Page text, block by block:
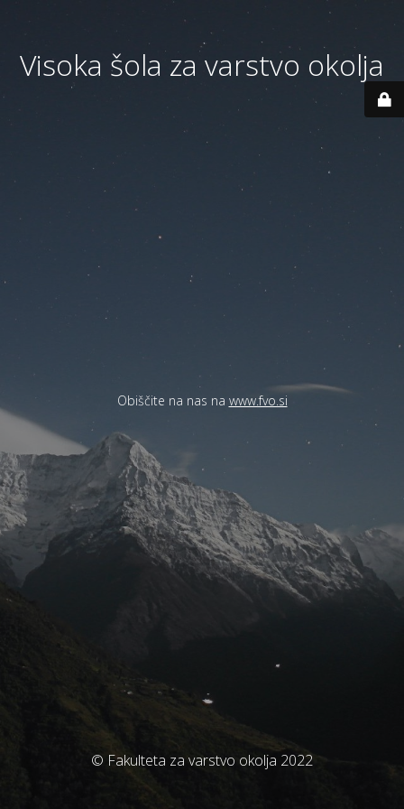
Visoka šola za varstvo okolja
Obiščite na nas na www.fvo.si
© Fakulteta za varstvo okolja 2022